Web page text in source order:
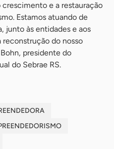
e a restauração
Estamos atuando de
junto às entidades e aos
do nosso
presidente do
do Sebrae RS.